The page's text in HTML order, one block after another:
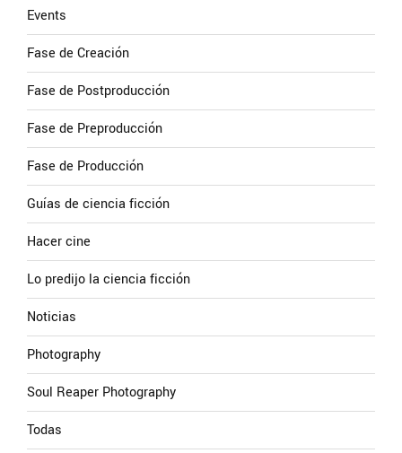
Events
Fase de Creación
Fase de Postproducción
Fase de Preproducción
Fase de Producción
Guías de ciencia ficción
Hacer cine
Lo predijo la ciencia ficción
Noticias
Photography
Soul Reaper Photography
Todas